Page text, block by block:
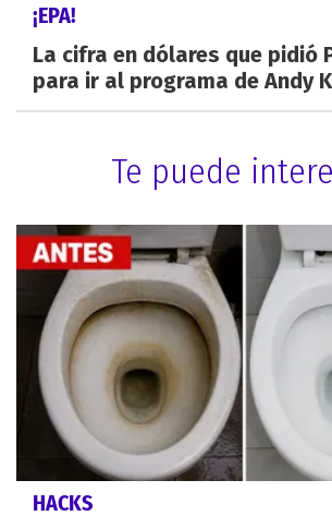
¡EPA!
La cifra en dólares que pidió
para ir al programa de Andy
Te puede
HACKS